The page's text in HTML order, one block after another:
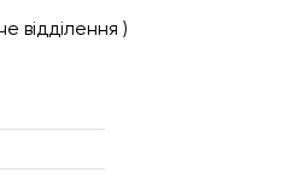
відділення )